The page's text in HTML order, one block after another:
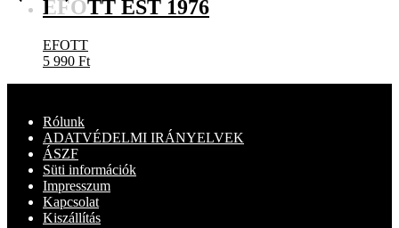
EFOTT EST 1976
EFOTT
5 990 Ft
Rólunk
ADATVÉDELMI IRÁNYELVEK
ÁSZF
Süti információk
Impresszum
Kapcsolat
Kiszállítás